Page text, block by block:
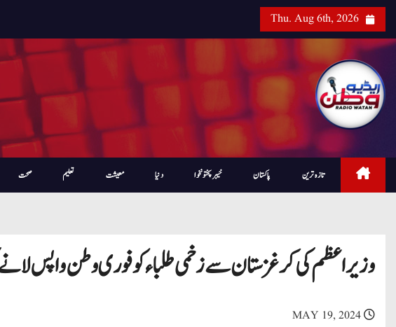
i
Thu. Aug 6th, 2026
تازہ ترین پاکستان خیبرپختونخوا دنیا معیشت تعلیم صحت
وزیراعظم کی کرغزستان سے زخمی طلباء کو فوری وطن واپس